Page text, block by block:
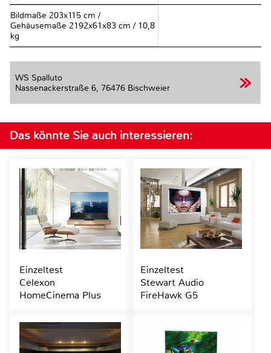
Bildmaße 203x115 cm /
Gehäusemaße 2192x61x83 cm / 10,8
kg
WS Spalluto
Nassenackerstraße 6, 76476 Bischweier
Das könnte Sie auch interessieren:
Einzeltest
Celexon
HomeCinema Plus
Einzeltest
Stewart Audio
FireHawk G5